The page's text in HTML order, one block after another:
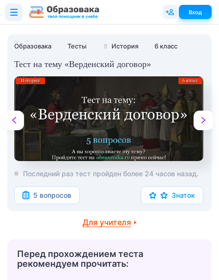
Образовака Тесты 🏺 История 6 класс
Тест на тему «Верденский договор»
Последний раз тест пройден более 24 часов назад.
5 вопросов Знаток
Для учителя
Перед прохождением теста
рекомендуем прочитать:
Вход